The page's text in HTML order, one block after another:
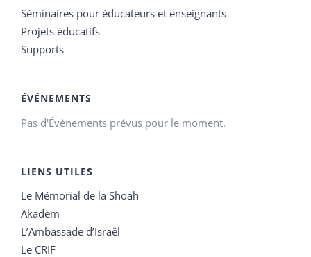
Séminaires pour éducateurs et enseignants
Projets éducatifs
Supports
ÉVÉNEMENTS
Pas d'Évènements prévus pour le moment.
LIENS UTILES
Le Mémorial de la Shoah
Akadem
L’Ambassade d’Israël
Le CRIF